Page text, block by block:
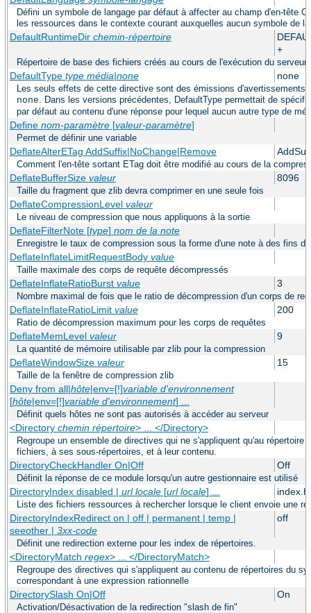
Défini un symbole de langage par défaut à affecter au champ d'en-tête
les ressources dans le contexte courant auxquelles aucun symbole de
DefaultRuntimeDir chemin-répertoire
+
Répertoire de base des fichiers créés au cours de l'exécution du serveur
DefaultType type média|none none
Les seuls effets de cette directive sont des émissions d'avertissements
none . Dans les versions précédentes, DefaultType permettait de
par défaut au contenu d'une réponse pour lequel aucun autre type de
Define nom-paramètre[valeur-paramètre]
Permet de définir une variable
DeflateAlterETag AddSuffix|NoChange|Remove
Comment l'en-tête sortant ETag doit être modifié au cours de la
DeflateBufferSize valeur 8096
Taille du fragment que zlib devra comprimer en une seule fois
DeflateCompressionLevel valeur
Le niveau de compression que nous appliquons à la sortie
DeflateFilterNote [type] nom de la note
Enregistre le taux de compression sous la forme d'une note à des fins
DeflateInflateLimitRequestBody value
Taille maximale des corps de requête décompressés
DeflateInflateRatioBurst value 3
Nombre maximal de fois que le ratio de décompression d'un corps de
DeflateInflateRatioLimit value 200
Ratio de décompression maximum pour les corps de requêtes
DeflateMemLevel valeur 9
La quantité de mémoire utilisable par zlib pour la compression
DeflateWindowSize valeur 15
Taille de la fenêtre de compression zlib
Deny from all|hôte|env=[!]variable d'environnement
[hôte|env=[!]variable d'environnement] ...
Définit quels hôtes ne sont pas autorisés à accéder au serveur
<Directory chemin répertoire> ... </Directory>
Regroupe un ensemble de directives qui ne s'appliquent qu'au répertoire
fichiers, à ses sous-répertoires, et à leur contenu.
DirectoryCheckHandler On|Off Off
Définit la réponse de ce module lorsqu'un autre gestionnaire est utilisé
DirectoryIndex disabled | url locale[url locale] ...
Liste des fichiers ressources à rechercher lorsque le client envoie une
DirectoryIndexRedirect on | off | permanent | temp |
seeother | 3xx-code
off
Définit une redirection externe pour les index de répertoires.
<DirectoryMatch regex> ... </DirectoryMatch>
Regroupe des directives qui s'appliquent au contenu de répertoires du
correspondant à une expression rationnelle
DirectorySlash On|Off On
Activation/Désactivation de la redirection "slash de fin"